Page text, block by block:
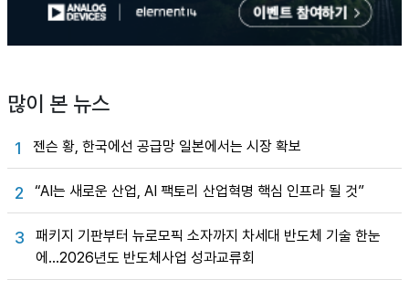
많이 본 뉴스
1 젠슨 황, 한국에선 공급망 일본에서는 시장 확보
2 “AI는 새로운 산업, AI 팩토리 산업혁명 핵심 인프라 될 것”
3
패키지 기판부터 뉴로모픽 소자까지 차세대 반도체 기술 한눈
에…2026년도 반도체사업 성과교류회